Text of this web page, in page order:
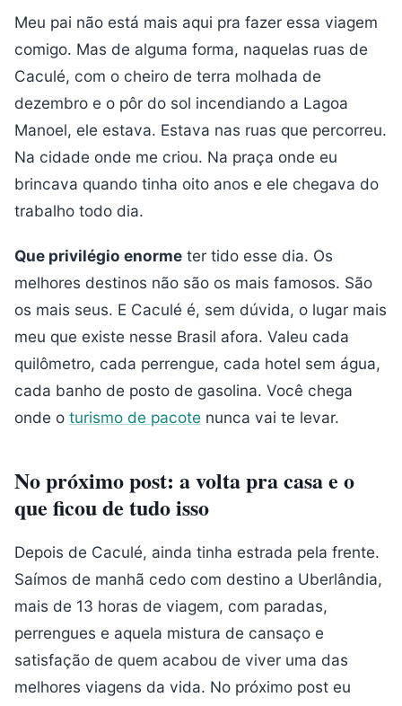
Meu pai não está mais aqui pra fazer essa viagem
comigo. Mas de alguma forma, naquelas ruas de
Caculé, com o cheiro de terra molhada de
dezembro e o pôr do sol incendiando a Lagoa
Manoel, ele estava. Estava nas ruas que percorreu.
Na cidade onde me criou. Na praça onde eu
brincava quando tinha oito anos e ele chegava do
trabalho todo dia.
Que privilégio enorme ter tido esse dia. Os
melhores destinos não são os mais famosos. São
os mais seus. E Caculé é, sem dúvida, o lugar mais
meu que existe nesse Brasil afora. Valeu cada
quilômetro, cada perrengue, cada hotel sem água,
cada banho de posto de gasolina. Você chega
onde o turismo de pacote nunca vai te levar.
No próximo post: a volta pra casa e o
que ficou de tudo isso
Depois de Caculé, ainda tinha estrada pela frente.
Saímos de manhã cedo com destino a Uberlândia,
mais de 13 horas de viagem, com paradas,
perrengues e aquela mistura de cansaço e
satisfação de quem acabou de viver uma das
melhores viagens da vida. No próximo post eu